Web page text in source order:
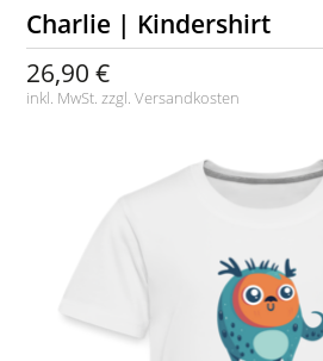
Charlie | Kindershirt
26,90 €
inkl. MwSt. zzgl.Versandkosten